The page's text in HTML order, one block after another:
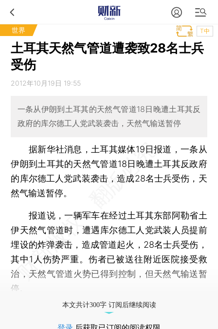
世界 T中
土耳其天然气管道遭袭致28名士兵
受伤
2012年10月19日 19:55
一条从伊朗到土耳其的天然气管道18日晚遭土耳其反
政府的库尔德工人党武装袭击，天然气输送暂停
据新华社消息，土耳其媒体19日报道，一条从
伊朗到土耳其的天然气管道18日晚遭土耳其反政府
的库尔德工人党武装袭击，造成28名士兵受伤，天
然气输送暂停。
报道说，一辆军车在经过土耳其东部阿勒省土
伊天然气管道时，遭遇库尔德工人党武装人员提前
埋设的炸弹袭击，造成管道起火，28名士兵受伤，
其中1人伤势严重。伤者已被送往附近医院接受救
治，天然气管道火势已得到控制，但天然气输送暂
停。
本文共计300字 订阅后继续阅读